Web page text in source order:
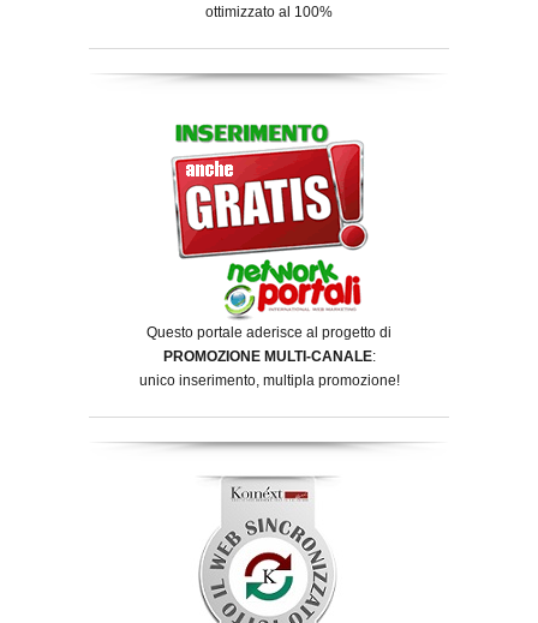
ottimizzato al 100%
Questo portale aderisce al progetto di
PROMOZIONE MULTI-CANALE:
unico inserimento, multipla promozione!